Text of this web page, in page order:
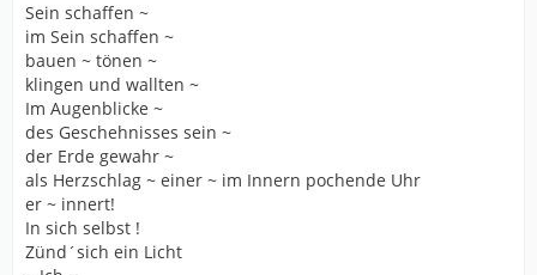
Sein schaffen ~
im Sein schaffen ~
bauen ~ tönen ~
klingen und wallten ~
Im Augenblicke ~
des Geschehnisses sein ~
der Erde gewahr ~
als Herzschlag ~ einer ~ im Innern pochende Uhr
er ~ innert!
In sich selbst !
Zünd´sich ein Licht